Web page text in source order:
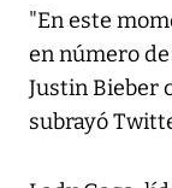
"En este
en número
Justin Bieber
subrayó